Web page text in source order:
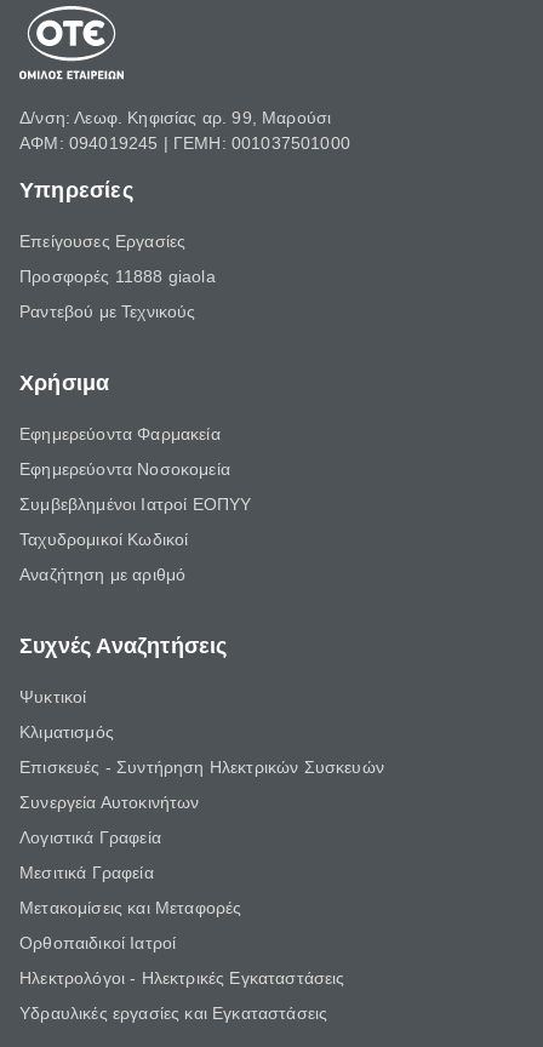
Δ/νση: Λεωφ. Κηφισίας αρ. 99, Μαρούσι
ΑΦΜ: 094019245 | ΓΕΜΗ: 001037501000
Υπηρεσίες
Επείγουσες Εργασίες
Προσφορές 11888 giaola
Ραντεβού με Τεχνικούς
Χρήσιμα
Εφημερεύοντα Φαρμακεία
Εφημερεύοντα Νοσοκομεία
Συμβεβλημένοι Ιατροί ΕΟΠΥΥ
Ταχυδρομικοί Κωδικοί
Αναζήτηση με αριθμό
Συχνές Αναζητήσεις
Ψυκτικοί
Κλιματισμός
Επισκευές - Συντήρηση Ηλεκτρικών Συσκευών
Συνεργεία Αυτοκινήτων
Λογιστικά Γραφεία
Μεσιτικά Γραφεία
Μετακομίσεις και Μεταφορές
Ορθοπαιδικοί Ιατροί
Ηλεκτρολόγοι - Ηλεκτρικές Εγκαταστάσεις
Υδραυλικές εργασίες και Εγκαταστάσεις